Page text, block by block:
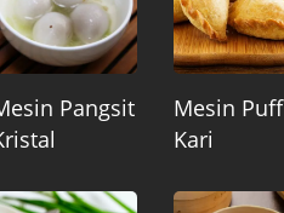
Pangsit
Mesin Puff
Kari